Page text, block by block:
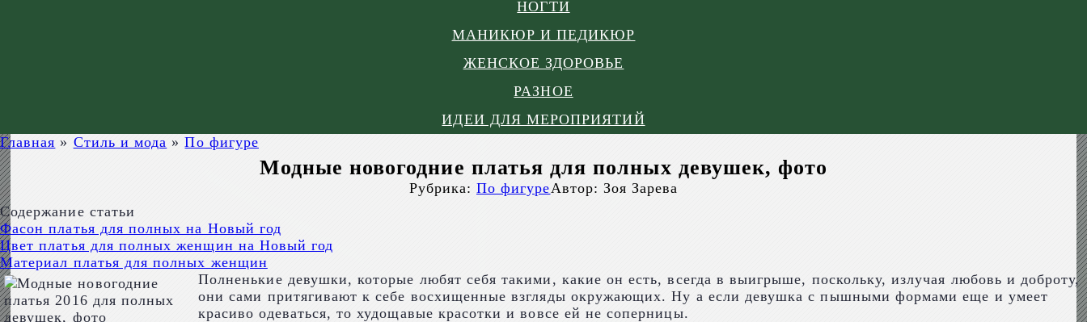
НОГТИ
МАНИКЮР И ПЕДИКЮР
ЖЕНСКОЕ ЗДОРОВЬЕ
РАЗНОЕ
ИДЕИ ДЛЯ МЕРОПРИЯТИЙ
Главная » Стиль и мода » По фигуре
Модные новогодние платья для полных девушек, фото
Рубрика: По фигуреАвтор: Зоя Зарева
Содержание статьи
Фасон платья для полных на Новый год
Цвет платья для полных женщин на Новый год
Материал платья для полных женщин
Полненькие девушки, которые любят себя такими, какие он есть, всегда в выигрыше, поскольку, излучая любовь и доброту,
они сами притягивают к себе восхищенные взгляды окружающих. Ну а если девушка с пышными формами еще и умеет
красиво одеваться, то худощавые красотки и вовсе ей не соперницы.